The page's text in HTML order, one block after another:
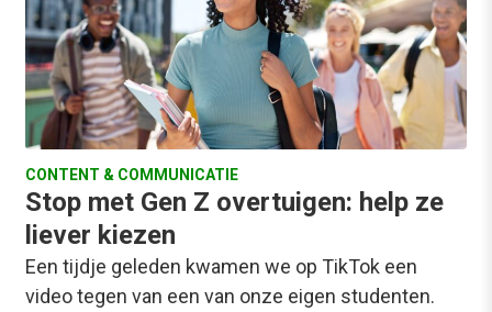
CONTENT & COMMUNICATIE
Stop met Gen Z overtuigen: help ze
liever kiezen
Een tijdje geleden kwamen we op TikTok een
video tegen van een van onze eigen studenten.